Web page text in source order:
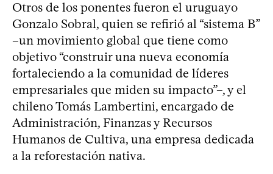
Otros de los ponentes fueron el uruguayo
Gonzalo Sobral, quien se refirió al “sistema B”
–un movimiento global que tiene como
objetivo “construir una nueva economía
fortaleciendo a la comunidad de líderes
empresariales que miden su impacto”–, y el
chileno Tomás Lambertini, encargado de
Administración, Finanzas y Recursos
Humanos de Cultiva, una empresa dedicada
a la reforestación nativa.